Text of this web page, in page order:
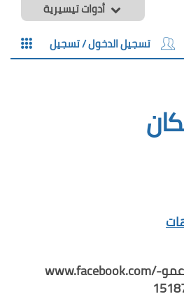
أدوات تيسيرية
تسجيل الدخول / تسجيل
www.facebook.com/مطعم-معجنات-عمو-